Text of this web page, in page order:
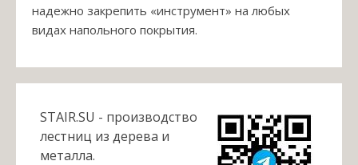
надежно закрепить «инструмент» на любых
видах напольного покрытия.
STAIR.SU - производство
лестниц из дерева и
металла.